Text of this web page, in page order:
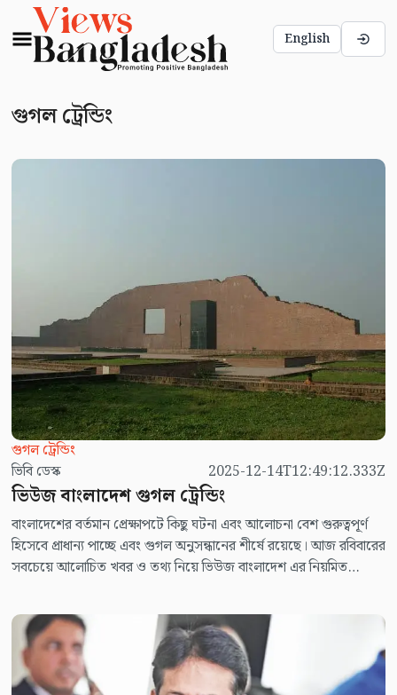
English
গুগল ট্রেন্ডিং
গুগল ট্রেন্ডিং
ভিবি ডেস্ক
2025-12-14T12:49:12.333Z
ভিউজ বাংলাদেশ গুগল ট্রেন্ডিং
বাংলাদেশের বর্তমান প্রেক্ষাপটে কিছু ঘটনা এবং আলোচনা বেশ গুরুত্বপূর্ণ
হিসেবে প্রাধান্য পাচ্ছে এবং গুগল অনুসন্ধানের শীর্ষে রয়েছে। আজ রবিবারের
সবচেয়ে আলোচিত খবর ও তথ্য নিয়ে ভিউজ বাংলাদেশ এর নিয়মিত